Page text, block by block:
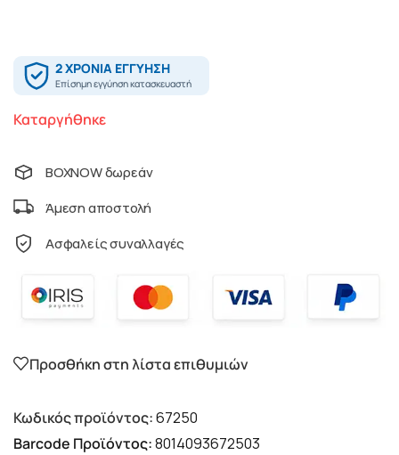
Καταργήθηκε
BOXNOW δωρεάν
Άμεση αποστολή
Ασφαλείς συναλλαγές
Προσθήκη στη λίστα επιθυμιών
Barcode Προϊόντος:8014093672503
Κωδικός προϊόντος:67250